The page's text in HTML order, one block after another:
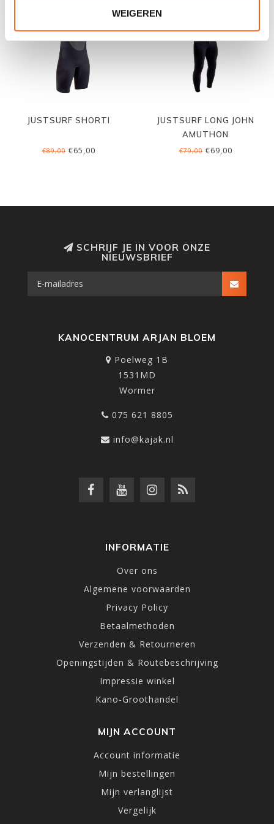
WEIGEREN
JUSTSURF SHORTI
€89,00€65,00
JUSTSURF LONG JOHN
AMUTHON
€79,00€69,00
SCHRIJF JE IN VOOR ONZE
NIEUWSBRIEF
KANOCENTRUM ARJAN BLOEM
Poelweg 1B
1531MD
Wormer
075 621 8805
info@kajak.nl
INFORMATIE
Over ons
Algemene voorwaarden
Privacy Policy
Betaalmethoden
Verzenden & Retourneren
Openingstijden & Routebeschrijving
Impressie winkel
Kano-Groothandel
MIJN ACCOUNT
Account informatie
Mijn bestellingen
Mijn verlanglijst
Vergelijk